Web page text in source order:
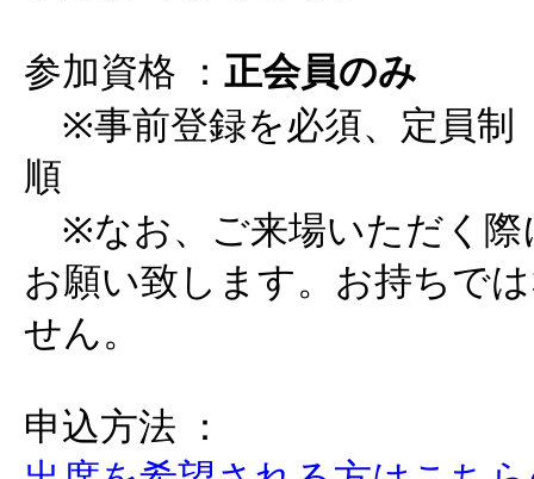
参加資格 ： 正会員のみ
※事前登録を必須、定員制
順
※なお、ご来場いただく際
お願い致します。お持ちで
せん。
申込方法 ：